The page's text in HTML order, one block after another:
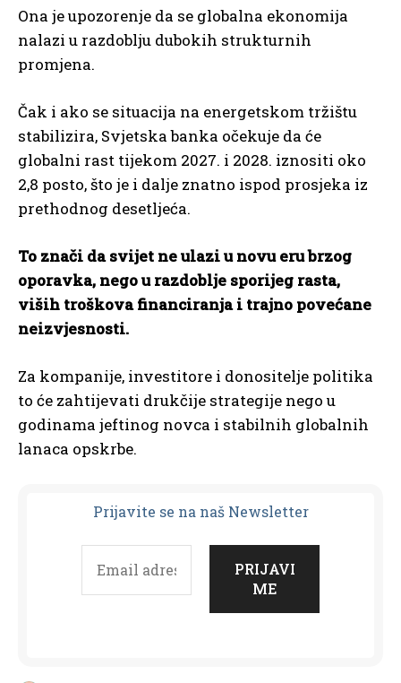
Ona je upozorenje da se globalna ekonomija
nalazi u razdoblju dubokih strukturnih
promjena.
Čak i ako se situacija na energetskom tržištu
stabilizira, Svjetska banka očekuje da će
globalni rast tijekom 2027. i 2028. iznositi oko
2,8 posto, što je i dalje znatno ispod prosjeka iz
prethodnog desetljeća.
To znači da svijet ne ulazi u novu eru brzog
oporavka, nego u razdoblje sporijeg rasta,
viših troškova financiranja i trajno povećane
neizvjesnosti.
Za kompanije, investitore i donositelje politika
to će zahtijevati drukčije strategije nego u
godinama jeftinog novca i stabilnih globalnih
lanaca opskrbe.
Prijavite se na naš Newsletter